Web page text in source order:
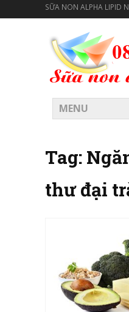
SỮA NON ALPHA LIPID
MENU
Tag:
thư đại